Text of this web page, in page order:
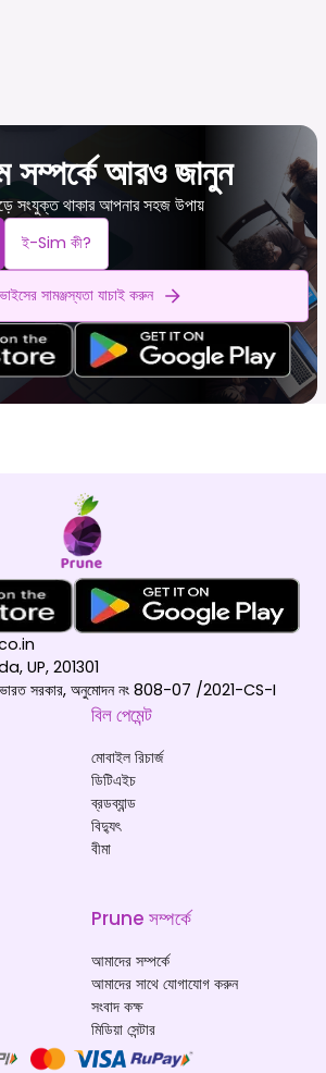
সম্পর্কে আরও জানুন
সংযুক্ত থাকার আপনার সহজ উপায়
ই-Sim কী?
সামঞ্জস্যতা যাচাই করুন
UP, 201301
ভারত সরকার, অনুমোদন নং 808-07 /2021-CS-I
বিল পেমেন্ট
মোবাইল রিচার্জ
ডিটিএইচ
ব্রডব্যান্ড
বিদ্যুৎ
বীমা
Prune সম্পর্কে
আমাদের সম্পর্কে
আমাদের সাথে যোগাযোগ করুন
সংবাদ কক্ষ
মিডিয়া সেন্টার